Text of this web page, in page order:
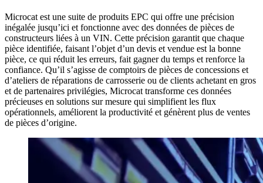
Microcat est une suite de produits EPC qui offre une précision
inégalée jusqu’ici et fonctionne avec des données de pièces de
constructeurs liées à un VIN. Cette précision garantit que chaque
pièce identifiée, faisant l’objet d’un devis et vendue est la bonne
pièce, ce qui réduit les erreurs, fait gagner du temps et renforce la
confiance. Qu’il s’agisse de comptoirs de pièces de concessions et
d’ateliers de réparations de carrosserie ou de clients achetant en gros
et de partenaires privilégies, Microcat transforme ces données
précieuses en solutions sur mesure qui simplifient les flux
opérationnels, améliorent la productivité et génèrent plus de ventes
de pièces d’origine.